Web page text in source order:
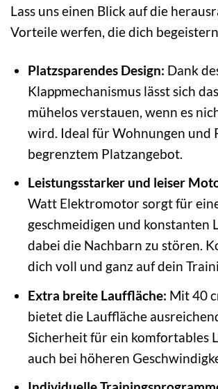
Lass uns einen Blick auf die
Vorteile werfen, die dich
Platzsparendes Design: Dank
Klappmechanismus lässt sich
mühelos verstauen, wenn es
wird. Ideal für Wohnungen und
begrenztem Platzangebot.
Leistungsstarker und leiser
Watt Elektromotor sorgt für
geschmeidigen und konstanten
dabei die Nachbarn zu stören.
dich voll und ganz auf dein
Extra breite Lauffläche: Mit 40
bietet die Lauffläche
Sicherheit für ein komfortables
auch bei höheren